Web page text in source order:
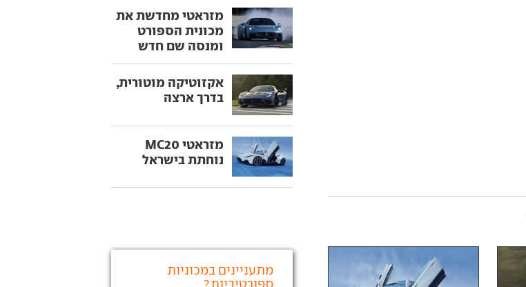
מזראטי מחדשת את
מכונית הספורט
ומנסה שם חדש
אקזוטיקה מוטורית,
בדרך ארצה
מזראטי MC20
נוחתת בישראל
מתעניינים במכוניות